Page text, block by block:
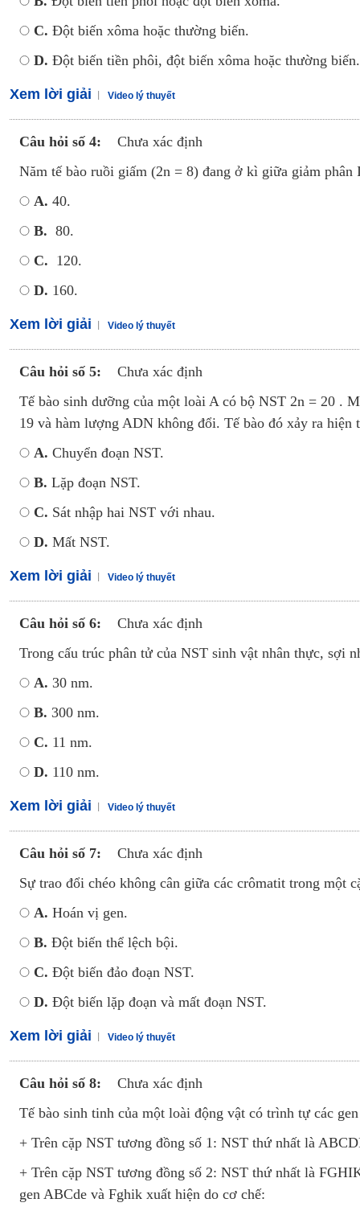
C. Đột biến xôma hoặc thường biến.
D. Đột biến tiền phôi, đột biến xôma hoặc thường biến.
Xem lời giải Video lý thuyết
Câu hỏi số 4:
Chưa xác định
Năm tế bào ruồi giấm (2n = 8) đang ở kì giữa giảm
A. 40.
B. 80.
C. 120.
D. 160.
Xem lời giải Video lý thuyết
Câu hỏi số 5:
Chưa xác định
Tế bào sinh dưỡng của một loài A có bộ NST 2n = 20 .
19 và hàm lượng ADN không đổi. Tế bào đó xảy ra hiện
A. Chuyển đoạn NST.
B. Lặp đoạn NST.
C. Sát nhập hai NST với nhau.
D. Mất NST.
Xem lời giải Video lý thuyết
Câu hỏi số 6:
Chưa xác định
Trong cấu trúc phân tử của NST sinh vật nhân thực, sợi
A. 30 nm.
B. 300 nm.
C. 11 nm.
D. 110 nm.
Xem lời giải Video lý thuyết
Câu hỏi số 7:
Chưa xác định
Sự trao đổi chéo không cân giữa các crômatit trong một
A. Hoán vị gen.
B. Đột biến thể lệch bội.
C. Đột biến đảo đoạn NST.
D. Đột biến lặp đoạn và mất đoạn NST.
Xem lời giải Video lý thuyết
Câu hỏi số 8:
Chưa xác định
Tế bào sinh tinh của một loài động vật có trình tự các
+ Trên cặp NST tương đồng số 1: NST thứ nhất là
+ Trên cặp NST tương đồng số 2: NST thứ nhất là
gen ABCde và Fghik xuất hiện do cơ chế: